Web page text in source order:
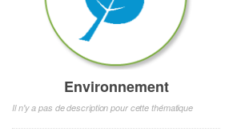
Environnement
Il n'y a pas de description pour cette thématique